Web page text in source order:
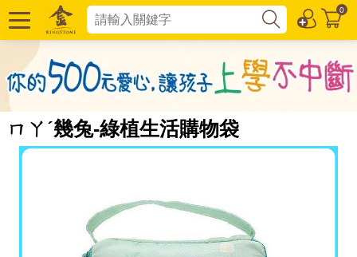
0
ㄇㄚˊ幾兔-綠植生活購物袋